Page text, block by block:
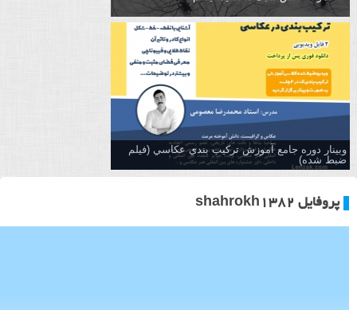
وبینار دوره جامع آموزش تركيب بندي عكاسي (فیلم
ضبط شده)
پروفایل shahrokh1382